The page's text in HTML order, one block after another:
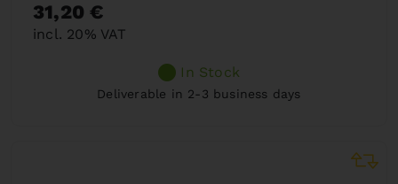
31,20 €
incl. 20% VAT
In Stock
Deliverable in 2-3 business days